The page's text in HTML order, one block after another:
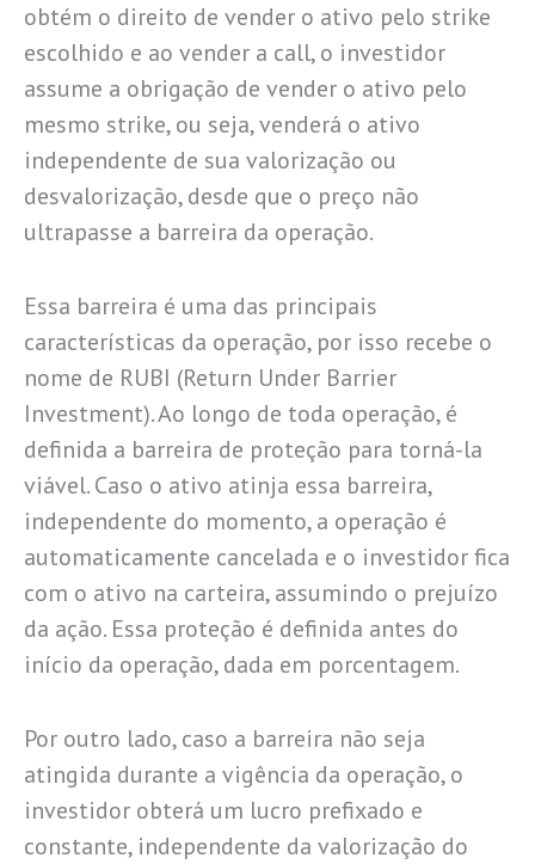
obtém o direito de vender o ativo pelo strike
escolhido e ao vender a call, o investidor
assume a obrigação de vender o ativo pelo
mesmo strike, ou seja, venderá o ativo
independente de sua valorização ou
desvalorização, desde que o preço não
ultrapasse a barreira da operação.
Essa barreira é uma das principais
características da operação, por isso recebe o
nome de RUBI (Return Under Barrier
Investment). Ao longo de toda operação, é
definida a barreira de proteção para torná-la
viável. Caso o ativo atinja essa barreira,
independente do momento, a operação é
automaticamente cancelada e o investidor fica
com o ativo na carteira, assumindo o prejuízo
da ação. Essa proteção é definida antes do
início da operação, dada em porcentagem.
Por outro lado, caso a barreira não seja
atingida durante a vigência da operação, o
investidor obterá um lucro prefixado e
constante, independente da valorização do